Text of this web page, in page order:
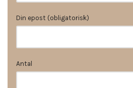
Din epost (obligatorisk)
Antal